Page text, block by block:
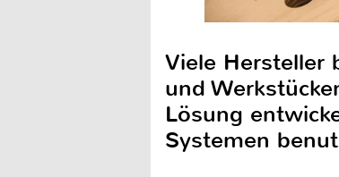
Viele Hersteller
und
Lösung
Systemen